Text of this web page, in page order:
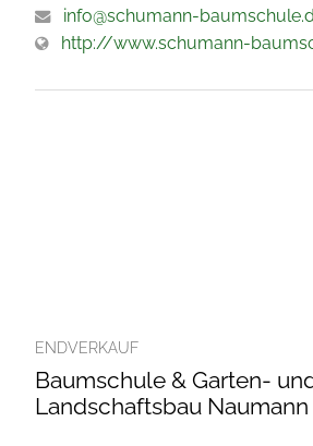
info@schumann-
http://www.schumann-
ENDVERKAUF
Baumschule & Garten-
Landschaftsbau Naumann